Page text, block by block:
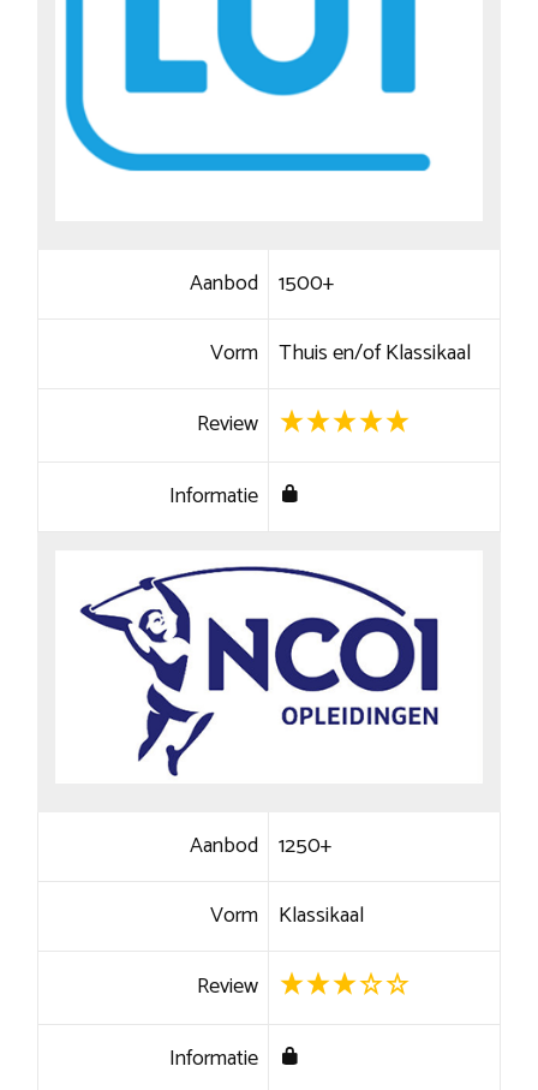
Aanbod 1500+
Vorm Thuis en/of Klassikaal
Review
Informatie
Aanbod 1250+
Vorm Klassikaal
Review
Informatie